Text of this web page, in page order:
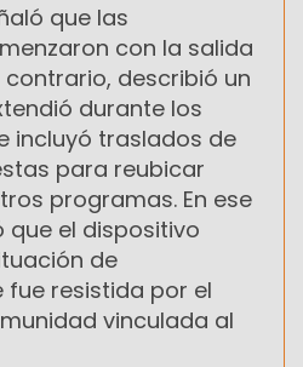
que las
con la salida
contrario, describió un
durante los
incluyó traslados de
para reubicar
programas. En ese
que el dispositivo
de
fue resistida por el
vinculada al